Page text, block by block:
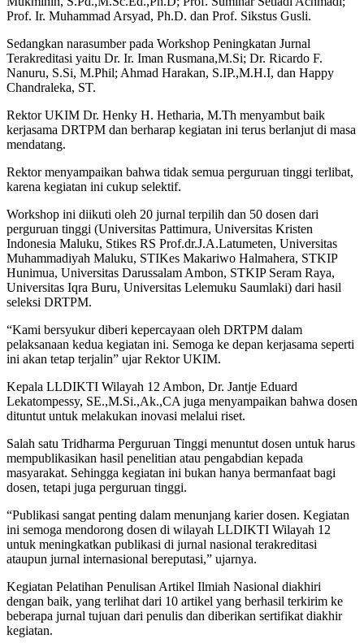
Prof. Ir. Muhammad Arsyad, Ph.D. dan Prof. Sikstus Gusli.
Sedangkan narasumber pada Workshop Peningkatan Jurnal
Terakreditasi yaitu Dr. Ir. Iman Rusmana,M.Si; Dr. Ricardo F.
Nanuru, S.Si, M.Phil; Ahmad Harakan, S.IP.,M.H.I, dan Happy
Chandraleka, ST.
Rektor UKIM Dr. Henky H. Hetharia, M.Th menyambut baik
kerjasama DRTPM dan berharap kegiatan ini terus berlanjut di masa
mendatang.
Rektor menyampaikan bahwa tidak semua perguruan tinggi terlibat,
karena kegiatan ini cukup selektif.
Workshop ini diikuti oleh 20 jurnal terpilih dan 50 dosen dari
perguruan tinggi (Universitas Pattimura, Universitas Kristen
Indonesia Maluku, Stikes RS Prof.dr.J.A.Latumeten, Universitas
Muhammadiyah Maluku, STIKes Makariwo Halmahera, STKIP
Hunimua, Universitas Darussalam Ambon, STKIP Seram Raya,
Universitas Iqra Buru, Universitas Lelemuku Saumlaki) dari hasil
seleksi DRTPM.
“Kami bersyukur diberi kepercayaan oleh DRTPM dalam
pelaksanaan kedua kegiatan ini. Semoga ke depan kerjasama seperti
ini akan tetap terjalin” ujar Rektor UKIM.
Kepala LLDIKTI Wilayah 12 Ambon, Dr. Jantje Eduard
Lekatompessy, SE.,M.Si.,Ak.,CA juga menyampaikan bahwa dosen
dituntut untuk melakukan inovasi melalui riset.
Salah satu Tridharma Perguruan Tinggi menuntut dosen untuk harus
mempublikasikan hasil penelitian atau pengabdian kepada
masyarakat. Sehingga kegiatan ini bukan hanya bermanfaat bagi
dosen, tetapi juga perguruan tinggi.
“Publikasi sangat penting dalam menunjang karier dosen. Kegiatan
ini semoga mendorong dosen di wilayah LLDIKTI Wilayah 12
untuk meningkatkan publikasi di jurnal nasional terakreditasi
ataupun jurnal internasional bereputasi,” ujarnya.
Kegiatan Pelatihan Penulisan Artikel Ilmiah Nasional diakhiri
dengan baik, yang terlihat dari 10 artikel yang berhasil terkirim ke
beberapa jurnal tujuan dari penulis dan diberikan sertifikat diakhir
kegiatan.